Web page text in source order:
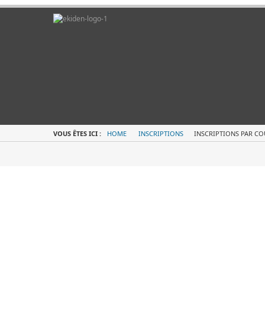
VOUS ÊTES ICI : HOME INSCRIPTIONS INSCRIPTIONS PAR